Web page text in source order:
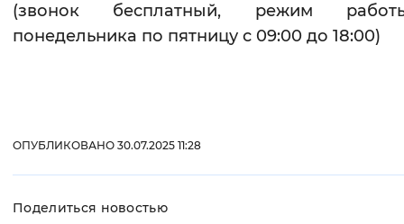
(звонок бесплатный, режим
понедельника по пятницу с 09:00 до 18:00)
ОПУБЛИКОВАНО 30.07.2025 11:28
Поделиться новостью